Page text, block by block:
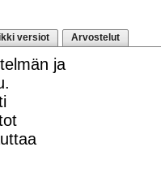
versiot Arvostelut
ja